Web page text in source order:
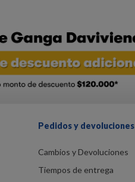
Pedidos y devoluciones
Cambios y Devoluciones
Tiempos de entrega